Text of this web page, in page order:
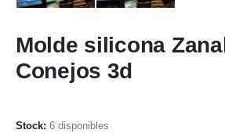
Molde silicona
Conejos 3d
6 disponibles